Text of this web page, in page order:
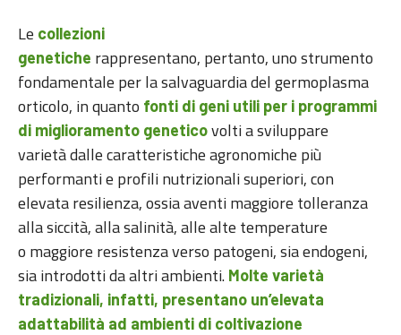
Le collezioni
genetiche rappresentano, pertanto, uno strumento
fondamentale per la salvaguardia del germoplasma
orticolo, in quanto fonti di geni utili per i programmi
di miglioramento geneticovolti a sviluppare
varietà dalle caratteristiche agronomiche più
performanti e profili nutrizionali superiori, con
elevata resilienza, ossia aventi maggiore tolleranza
alla siccità, alla salinità, alle alte temperature
o maggiore resistenza verso patogeni, sia endogeni,
sia introdotti da altri ambienti. Molte varietà
tradizionali, infatti, presentano un’elevata
adattabilità ad ambienti di coltivazione